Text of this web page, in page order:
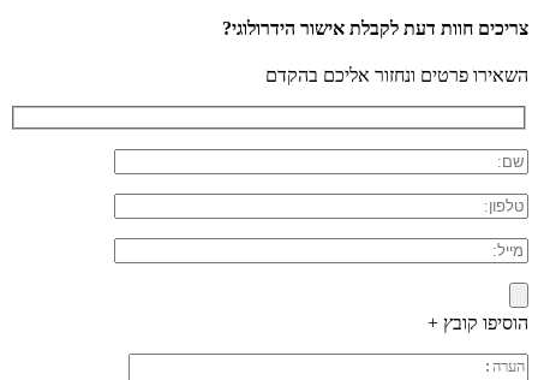
צריכים חוות דעת לקבלת אישור הידרולוגי?
השאירו פרטים ונחזור אליכם בהקדם
הוסיפו קובץ +